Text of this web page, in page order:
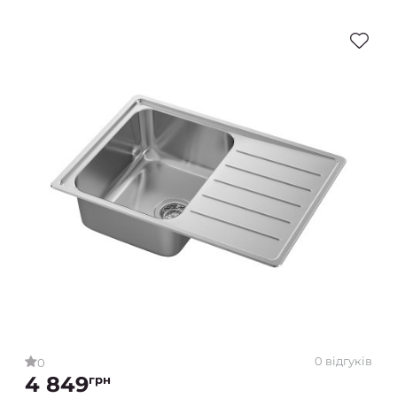
0 0 відгуків
4 849грн